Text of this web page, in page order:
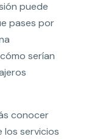
puede
pases por
serían
conocer
servicios